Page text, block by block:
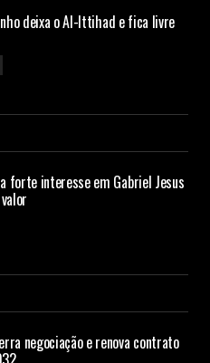
deixa o Al-Ittihad e fica livre
forte interesse em Gabriel Jesus
negociação e renova contrato